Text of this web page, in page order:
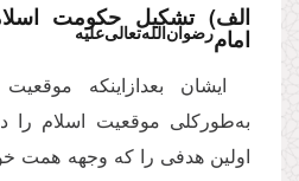
الف) تشکیل حکومت
امام‌رضوان‌الله‌تعالی‌علیه
ایشان بعدازاینکه
به‌طورکلی موقعیت اسلام را
اولین هدفی را که وجهه همت